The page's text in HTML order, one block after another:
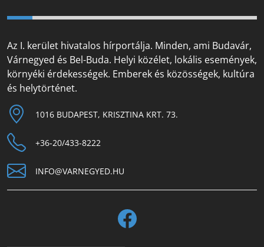
Az I. kerület hivatalos hírportálja. Minden, ami Budavár,
Várnegyed és Bel-Buda. Helyi közélet, lokális események,
környéki érdekességek. Emberek és közösségek, kultúra
és helytörténet.
1016 BUDAPEST, KRISZTINA KRT. 73.
+36-20/433-8222
INFO@VARNEGYED.HU